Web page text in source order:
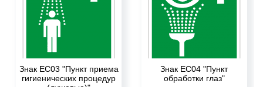
Знак ЕС03 "Пункт приема
гигиенических процедур
Знак ЕС04 "Пункт
обработки глаз"